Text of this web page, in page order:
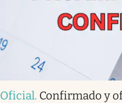
Oficial. Confirmado y